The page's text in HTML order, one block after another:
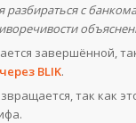
разбираться с
завершённой,
BLIK.
так как